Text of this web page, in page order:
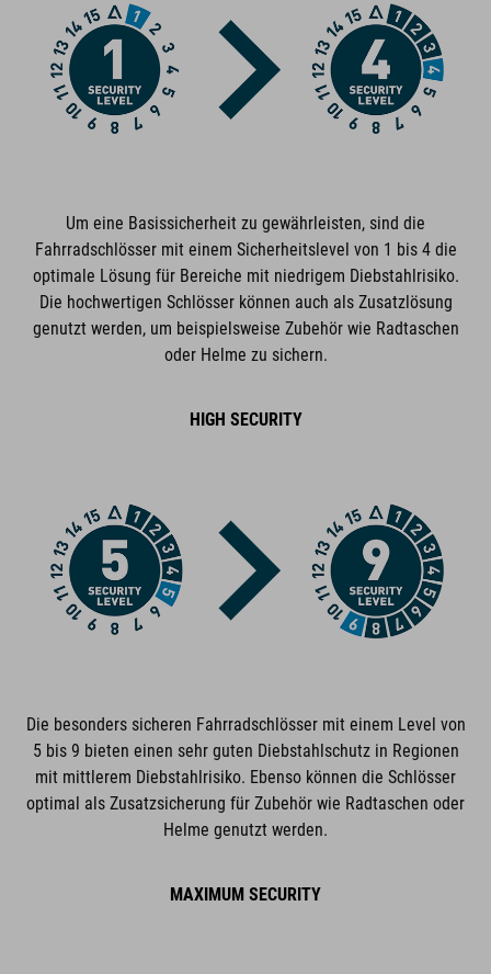
Zu der Marke ACID gehört hochwertiges Fahrradzubehör und
Fahrradteile. Clevere Details, hohe Funktionalität und smarte
Innovationen zeichnen unsere Produkte aus. Dabei bleibt die
Designsprache immer klar, puristisch, funktionsorientiert und
einzigartig.
hochsicherer Scheibenzylinder
Kunststoffoberfläche schützt den Rahmen vor Kratzern
ART2 Zertifizierung
geprüft auf mechanische Festigkeit
Lockpicking geschützt
Eis-Spray getestet
abnutzungsresistent
schadstoffarm zertifiziert
Halterung mit zusätzlicher Klettverschlussanbringung
Um eine Basissicherheit zu gewährleisten, sind die
Fahrradschlösser mit einem Sicherheitslevel von 1 bis 4 die
optimale Lösung für Bereiche mit niedrigem Diebstahlrisiko.
Die hochwertigen Schlösser können auch als Zusatzlösung
genutzt werden, um beispielsweise Zubehör wie Radtaschen
oder Helme zu sichern.
HIGH SECURITY
Die besonders sicheren Fahrradschlösser mit einem Level von
5 bis 9 bieten einen sehr guten Diebstahlschutz in Regionen
mit mittlerem Diebstahlrisiko. Ebenso können die Schlösser
optimal als Zusatzsicherung für Zubehör wie Radtaschen oder
Helme genutzt werden.
MAXIMUM SECURITY